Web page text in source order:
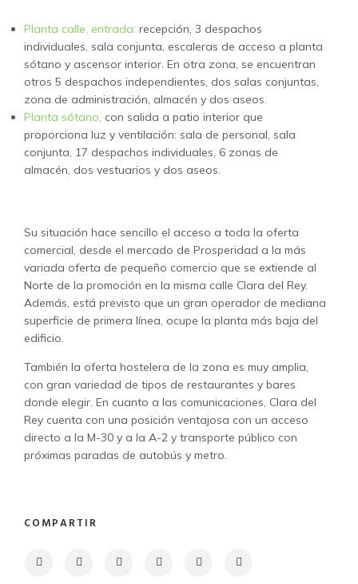
Planta calle, entrada: recepción, 3 despachos
individuales, sala conjunta, escaleras de acceso a planta
sótano y ascensor interior. En otra zona, se encuentran
otros 5 despachos independientes, dos salas conjuntas,
zona de administración, almacén y dos aseos.
Planta sótano, con salida a patio interior que
proporciona luz y ventilación: sala de personal, sala
conjunta, 17 despachos individuales, 6 zonas de
almacén, dos vestuarios y dos aseos.
Su situación hace sencillo el acceso a toda la oferta
comercial, desde el mercado de Prosperidad a la más
variada oferta de pequeño comercio que se extiende al
Norte de la promoción en la misma calle Clara del Rey.
Además, está previsto que un gran operador de mediana
superficie de primera línea, ocupe la planta más baja del
edificio.
También la oferta hostelera de la zona es muy amplia,
con gran variedad de tipos de restaurantes y bares
donde elegir. En cuanto a las comunicaciones, Clara del
Rey cuenta con una posición ventajosa con un acceso
directo a la M-30 y a la A-2 y transporte público con
próximas paradas de autobús y metro.
COMPARTIR